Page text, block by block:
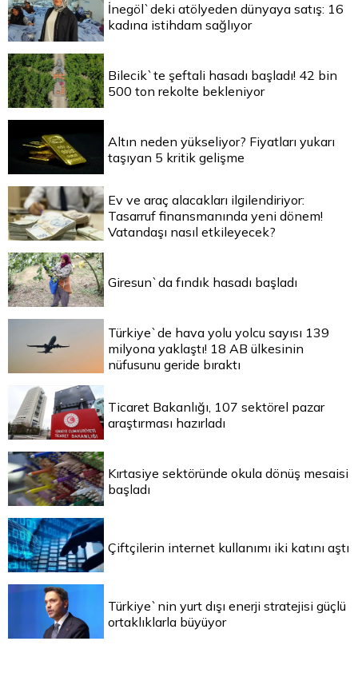
İnegöl`deki atölyeden dünyaya satış: 16
kadına istihdam sağlıyor
Bilecik`te şeftali hasadı başladı! 42 bin
500 ton rekolte bekleniyor
Altın neden yükseliyor? Fiyatları yukarı
taşıyan 5 kritik gelişme
Ev ve araç alacakları ilgilendiriyor:
Tasarruf finansmanında yeni dönem!
Vatandaşı nasıl etkileyecek?
Giresun`da fındık hasadı başladı
Türkiye`de hava yolu yolcu sayısı 139
milyona yaklaştı! 18 AB ülkesinin
nüfusunu geride bıraktı
Ticaret Bakanlığı, 107 sektörel pazar
araştırması hazırladı
Kırtasiye sektöründe okula dönüş mesaisi
başladı
Çiftçilerin internet kullanımı iki katını aştı
Türkiye`nin yurt dışı enerji stratejisi güçlü
ortaklıklarla büyüyor